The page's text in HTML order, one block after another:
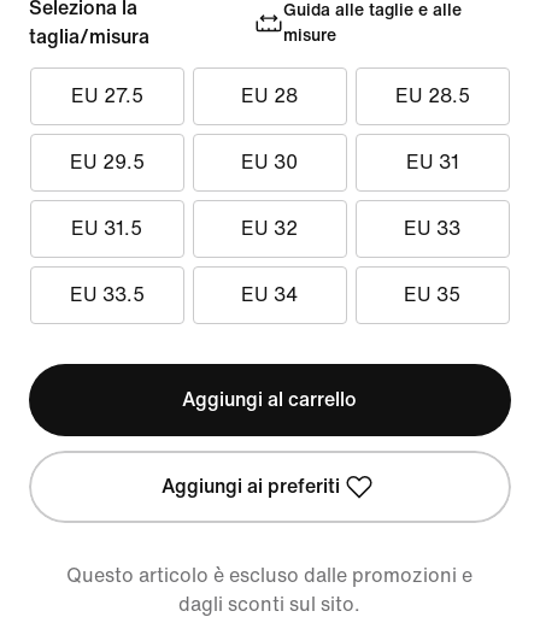
Seleziona la
taglia/misura
Guida alle taglie e alle
misure
EU 27.5 EU 28 EU 28.5
EU 29.5 EU 30 EU 31
EU 31.5 EU 32 EU 33
EU 33.5 EU 34 EU 35
Aggiungi al carrello
Aggiungi ai preferiti
Questo articolo è escluso dalle promozioni e
dagli sconti sul sito.